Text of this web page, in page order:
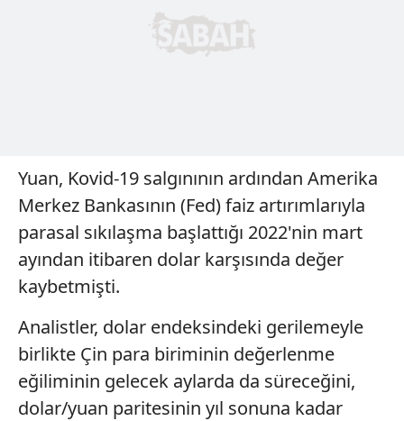
Sitemizde kendimize ve üçüncü kişilere ait çerezler
kullanılmaktadır. Bu çerezler vasıtasıyla çeşitli kişisel
verileriniz işlenmekte olup gerekli olan çerezler bilgi
Çerezlere ilişkin tercihlerinizi aşağıda yer alan panel
vasıtasıyla belirleyebilirsiniz. Çerezlere ilişkin detaylı bilgi
için Ayarlar butonuna tıklayabilir,
Çerez Bilgilendirme
Metnimiziziyaret edebilirsiniz.
hazırlanmış Aydınlatma Metnimizi okumak ve sitemizde
ilgili mevzuata uygun olarak kullanılan çerezlerle ilgili bilgi
almak için lütfentıklayınız.
Yuan, Kovid-19 salgınının ardından Amerika
Merkez Bankasının (Fed) faiz artırımlarıyla
parasal sıkılaşma başlattığı 2022'nin mart
ayından itibaren dolar karşısında değer
kaybetmişti.
Analistler, dolar endeksindeki gerilemeyle
birlikte Çin para biriminin değerlenme
eğiliminin gelecek aylarda da süreceğini,
dolar/yuan paritesinin yıl sonuna kadar